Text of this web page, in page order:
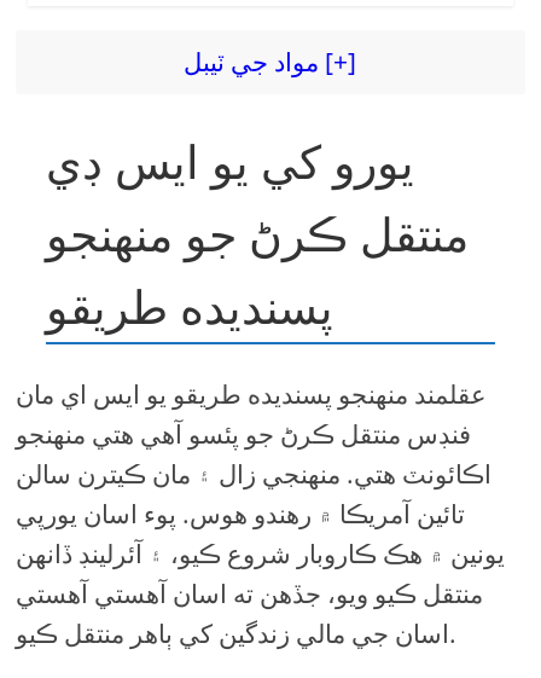
مواد جي ٽيبل [+]
يورو کي يو ايس ڊي
منتقل ڪرڻ جو منهنجو
پسنديده طريقو
عقلمند منهنجو پسنديده طريقو يو ايس اي مان
فنڊس منتقل ڪرڻ جو پئسو آهي هتي منهنجو
اڪائونٽ هتي. منهنجي زال ۽ مان ڪيترن سالن
تائين آمريڪا ۾ رهندو هوس. پوء اسان يورپي
يونين ۾ هڪ ڪاروبار شروع ڪيو، ۽ آئرلينڊ ڏانهن
منتقل ڪيو ويو، جڏهن ته اسان آهستي آهستي
اسان جي مالي زندگين کي ٻاهر منتقل ڪيو.